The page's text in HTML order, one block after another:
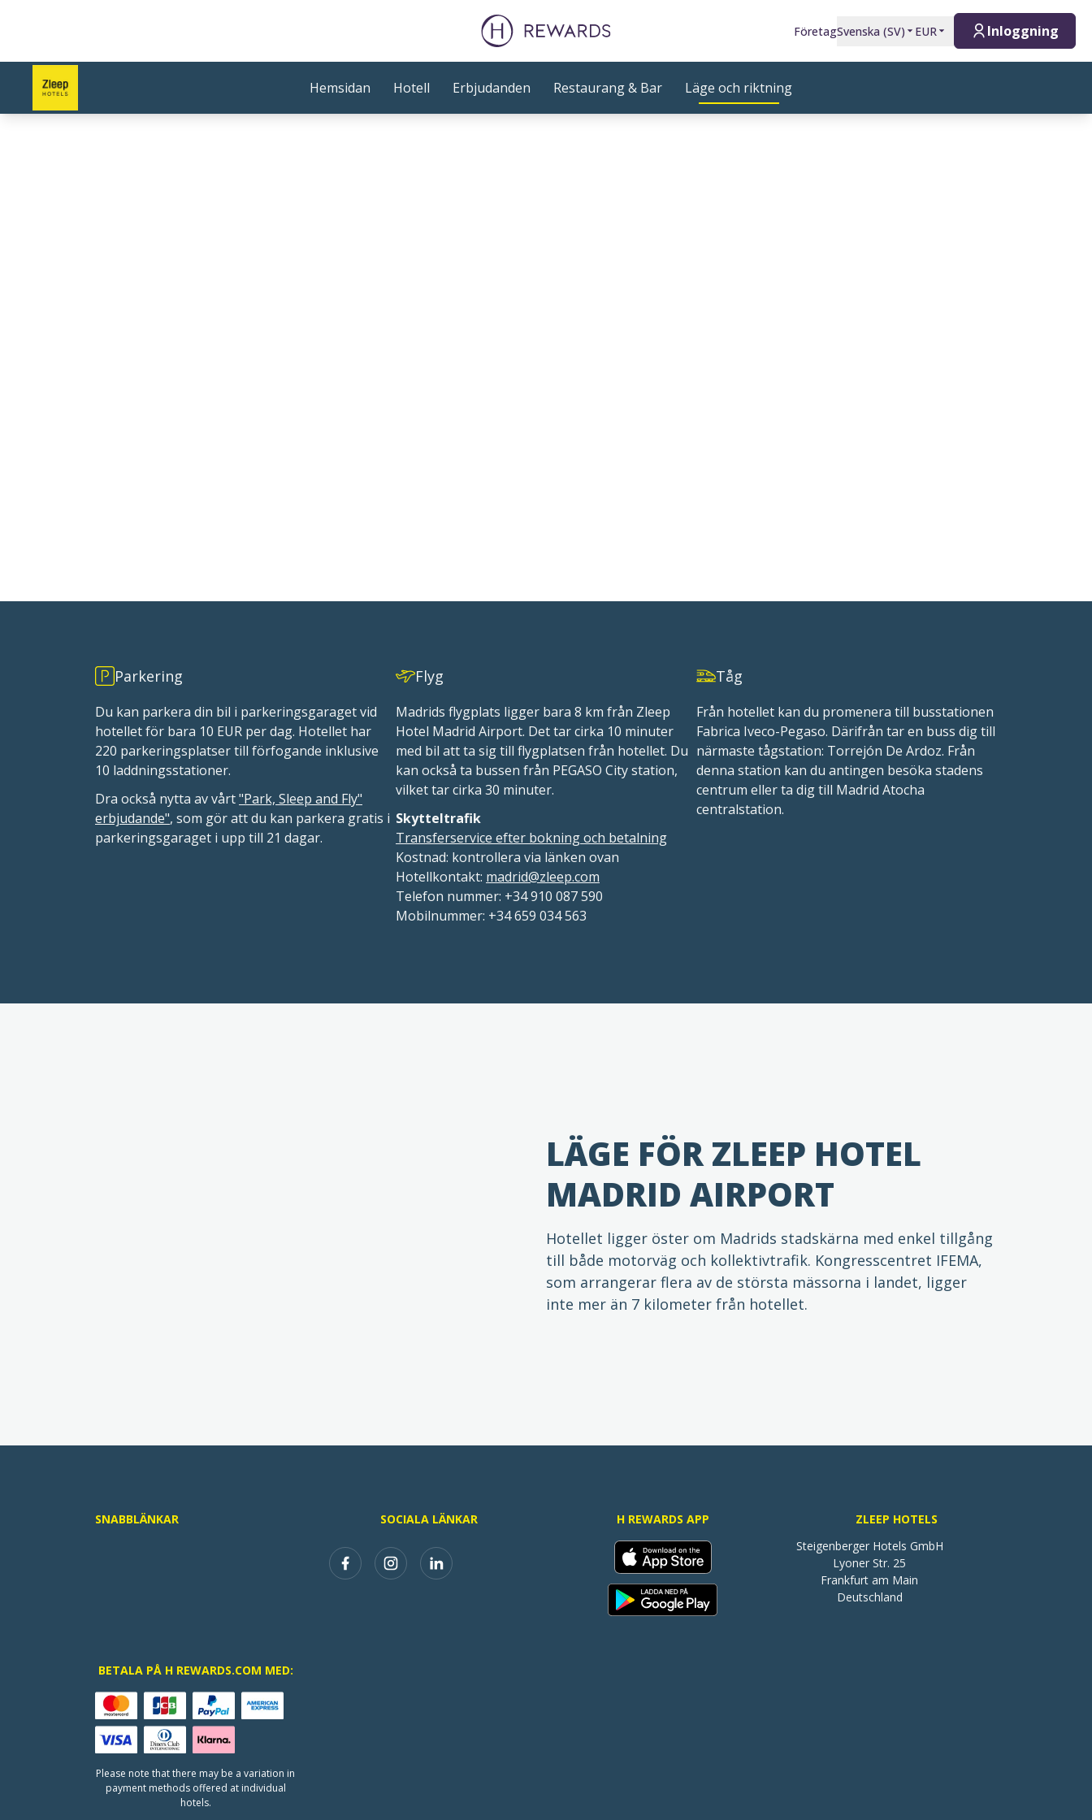
FöretagSvenska (SV) EUR Inloggning
Hemsidan Hotell Erbjudanden Restaurang & Bar Läge och riktning
Parkering
Du kan parkera din bil i parkeringsgaraget vid
hotellet för bara 10 EUR per dag. Hotellet har
220 parkeringsplatser till förfogande inklusive
10 laddningsstationer.
Dra också nytta av vårt"Park, Sleep and Fly"
erbjudande", som gör att du kan parkera gratis i
parkeringsgaraget i upp till 21 dagar.
Flyg
Madrids flygplats ligger bara 8 km från Zleep
Hotel Madrid Airport. Det tar cirka 10 minuter
med bil att ta sig till flygplatsen från hotellet. Du
kan också ta bussen från PEGASO City station,
vilket tar cirka 30 minuter.
Skytteltrafik
Transferservice efter bokning och betalning
Kostnad: kontrollera via länken ovan
Hotellkontakt: madrid@zleep.com
Telefon nummer: +34 910 087 590
Mobilnummer: +34 659 034 563
Tåg
Från hotellet kan du promenera till busstationen
Fabrica Iveco-Pegaso. Därifrån tar en buss dig till
närmaste tågstation: Torrejón De Ardoz. Från
denna station kan du antingen besöka stadens
centrum eller ta dig till Madrid Atocha
centralstation.
LÄGE FÖR ZLEEP HOTEL
MADRID AIRPORT
Hotellet ligger öster om Madrids stadskärna med enkel tillgång
till både motorväg och kollektivtrafik. Kongresscentret IFEMA,
som arrangerar flera av de största mässorna i landet, ligger
inte mer än 7 kilometer från hotellet.
SNABBLÄNKAR SOCIALA LÄNKAR H REWARDS APP
ZLEEP HOTELS
Steigenberger Hotels GmbH
Lyoner Str. 25
Frankfurt am Main
Deutschland
BETALA PÅ H REWARDS.COM MED:
Please note that there may be a variation in
payment methods offered at individual
hotels.